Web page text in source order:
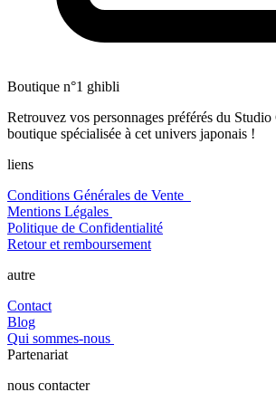
Boutique n°1 ghibli
Retrouvez vos personnages préférés du
boutique spécialisée à cet univers japonais !
liens
Conditions Générales de Vente
Mentions Légales
Politique de Confidentialité
Retour et remboursement
autre
Contact
Blog
Qui sommes-nous
Partenariat
nous contacter